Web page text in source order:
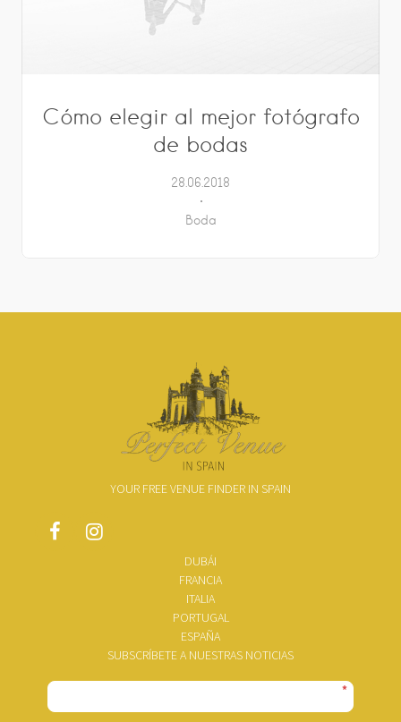
Cómo elegir al mejor fotógrafo
de bodas
28.06.2018
Boda
YOUR FREE VENUE FINDER IN SPAIN
DUBÁI
FRANCIA
ITALIA
PORTUGAL
ESPAÑA
SUBSCRÍBETE A NUESTRAS NOTICIAS
*